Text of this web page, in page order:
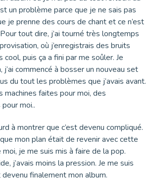
un problème parce que je ne sais pas
je prenne des cours de chant et ce n’est
tout dire, j’ai tourné très longtemps
où j’enregistrais des bruits
cool, puis ça a fini par me soûler. Je
j’ai commencé à bosser un nouveau set
du tout les problèmes que j’avais avant.
machines faites pour moi, des
moi..
à montrer que c’est devenu compliqué.
mon plan était de revenir avec cette
je me suis mis à faire de la pop.
j’avais moins la pression. Je me suis
devenu finalement mon album.